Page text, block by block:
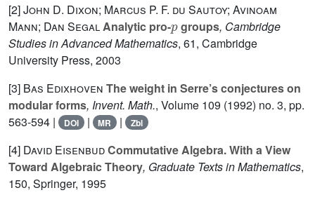
[2]John D. Dixon; Marcus P. F. du Sautoy; Avinoam
Mann; Dan Segal Analytic pro-
p
groups, Cambridge
Studies in Advanced Mathematics, 61, Cambridge
University Press, 2003
[3] Bas Edixhoven The weight in Serre’s conjectures on
modular forms, Invent. Math., Volume 109 (1992) no. 3, pp.
563-594 |
DOI | MR | Zbl
[4] David EisenbudCommutative Algebra. With a View
Toward Algebraic Theory, Graduate Texts in Mathematics,
150, Springer, 1995